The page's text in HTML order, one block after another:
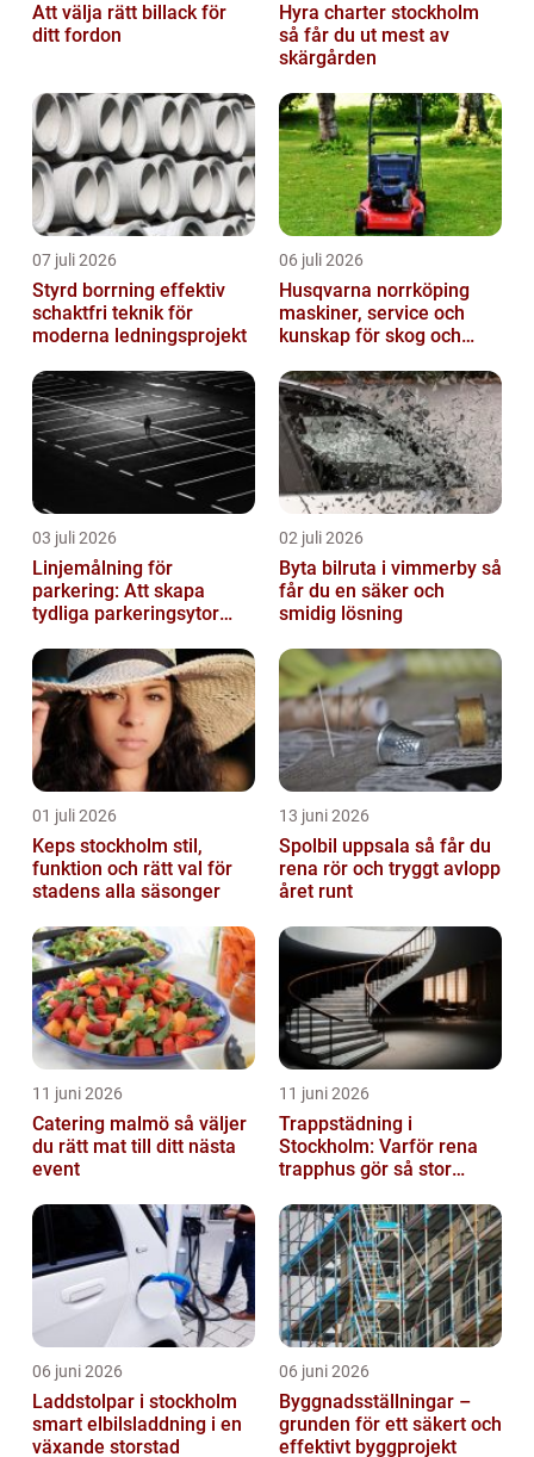
Att välja rätt billack för
ditt fordon
Hyra charter stockholm
så får du ut mest av
skärgården
07 juli 2026
Styrd borrning effektiv
schaktfri teknik för
moderna ledningsprojekt
06 juli 2026
Husqvarna norrköping
maskiner, service och
kunskap för skog och
03 juli 2026
Linjemålning för
parkering: Att skapa
tydliga parkeringsytor
parkeringslinjer
02 juli 2026
Byta bilruta i vimmerby så
får du en säker och
smidig lösning
01 juli 2026
Keps stockholm stil,
funktion och rätt val för
stadens alla säsonger
13 juni 2026
Spolbil uppsala så får du
rena rör och tryggt avlopp
året runt
11 juni 2026
Catering malmö så väljer
du rätt mat till ditt nästa
event
11 juni 2026
Trappstädning i
Stockholm: Varför rena
trapphus gör så stor
06 juni 2026
Laddstolpar i stockholm
smart elbilsladdning i en
växande storstad
06 juni 2026
Byggnadsställningar –
grunden för ett säkert och
effektivt byggprojekt